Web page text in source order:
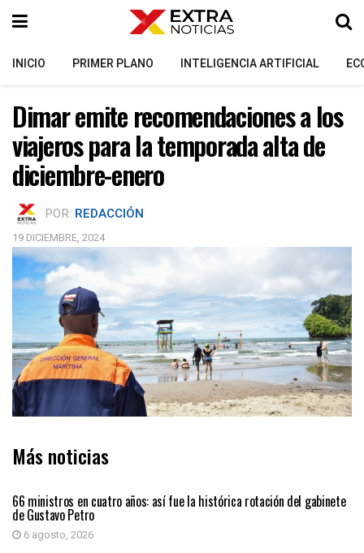
INICIO PRIMER PLANO INTELIGENCIA ARTIFICIAL
Dimar emite recomendaciones a los
viajeros para la temporada alta de
diciembre-enero
POR: REDACCIÓN
19 DICIEMBRE, 2024
Más noticias
66 ministros en cuatro años: así fue la histórica rotación del gabinete
de Gustavo Petro
6 agosto, 2026
PAÍS